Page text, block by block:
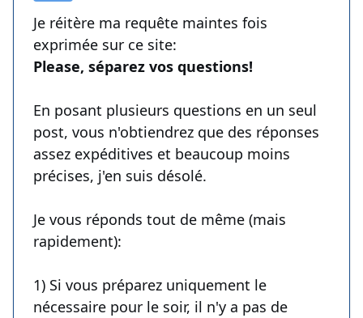
Je réitère ma requête maintes fois
exprimée sur ce site:
Please, séparez vos questions!
En posant plusieurs questions en un seul
post, vous n'obtiendrez que des réponses
assez expéditives et beaucoup moins
précises, j'en suis désolé.
Je vous réponds tout de même (mais
rapidement):
1) Si vous préparez uniquement le
nécessaire pour le soir, il n'y a pas de